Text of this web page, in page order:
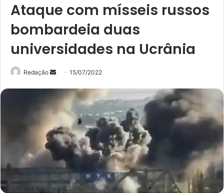
Ataque com mísseis russos
bombardeia duas
universidades na Ucrânia
Redação
Mande15/07/2022